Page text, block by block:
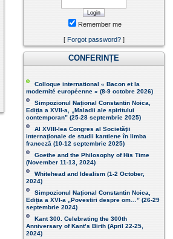
Remember me
[ Forgot password?]
CONFERINȚE
Colloque international « Bacon et la
modernité européenne » (8-9 octobre 2026 )
Simpozionul Național Constantin Noica,
Ediția a XVII-a, „Maladii ale spiritului
contemporan ” (25-28 septembrie 2025 )
Al XVIII-lea Congres al Societăţii
internaţionale de studii kantiene în limba
franceză (10-12 septembrie 2025)
Goethe and the Philosophy of His Time
(November 11-13, 2024 )
Whitehead and Idealism (1-2 October,
2024)
Simpozionul Național Constantin Noica,
Ediția a XVI-a „Povestiri despre om…” (26-29
septembrie 2024)
Kant 300. Celebrating the 300th
Anniversary of Kant’s Birth (April 22-25,
2024)